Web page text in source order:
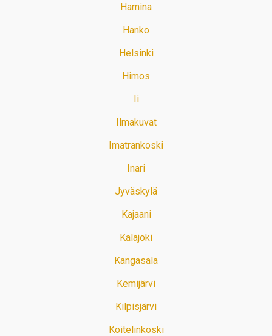
Hamina
Hanko
Helsinki
Himos
Ii
Ilmakuvat
Imatrankoski
Inari
Jyväskylä
Kajaani
Kalajoki
Kangasala
Kemijärvi
Kilpisjärvi
Koitelinkoski